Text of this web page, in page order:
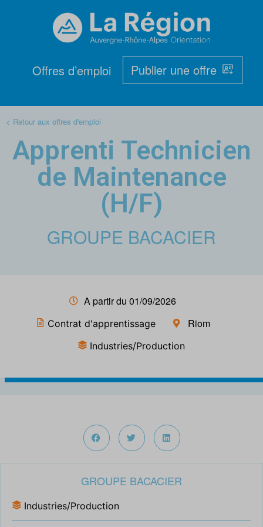
Offres d’emploi Publier une offre
< Retour aux offres d'emploi
Apprenti Technicien
de Maintenance
(H/F)
GROUPE BACACIER
A partir du 01/09/2026
Contrat d'apprentissage Riom
Industries/Production
GROUPE BACACIER
Industries/Production